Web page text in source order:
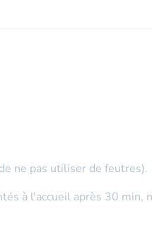
ne pas utiliser de feutres).
à l'accueil après 30 min,